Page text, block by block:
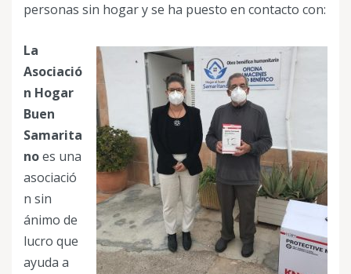
personas sin hogar y se ha puesto en contacto con:
La
Asociació
n Hogar
Buen
Samarita
noes una
asociació
n sin
ánimo de
lucro que
ayuda a